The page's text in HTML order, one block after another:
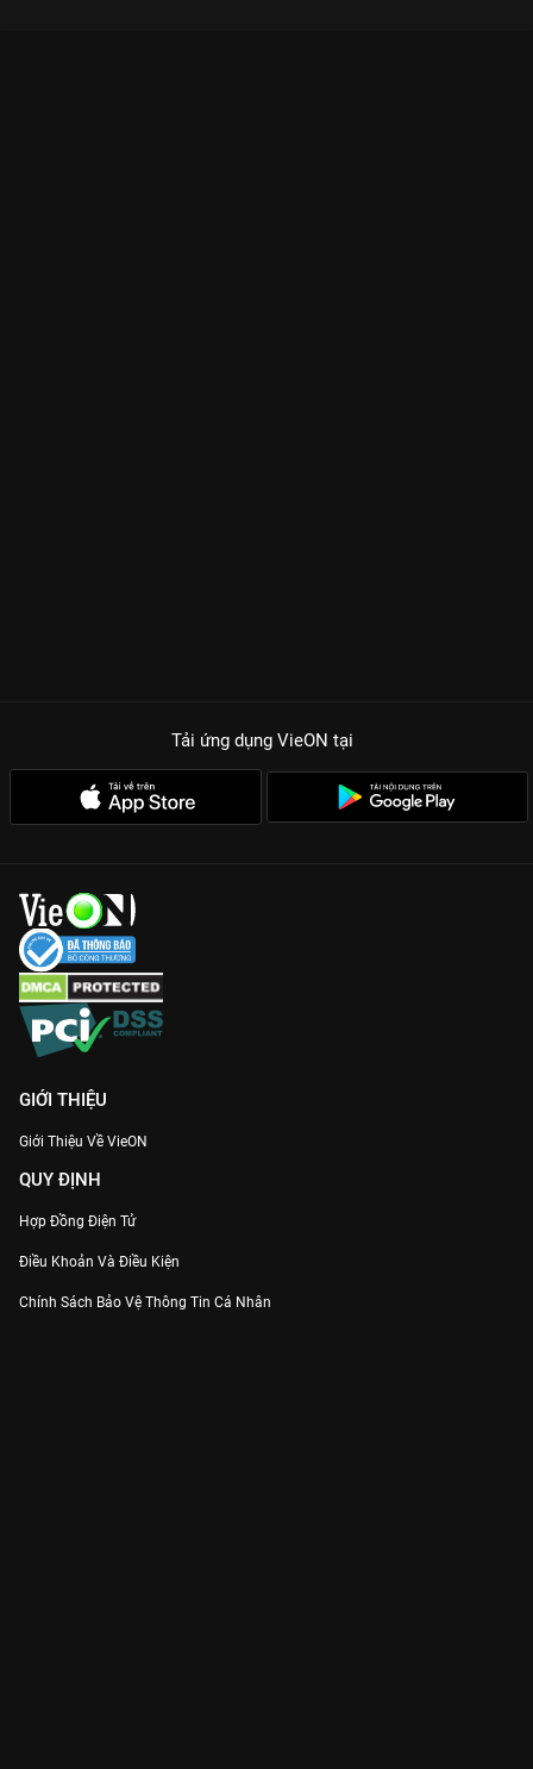
Tải ứng dụng VieON tại
GIỚI THIỆU
Giới Thiệu Về VieON
QUY ĐỊNH
Hợp Đồng Điện Tử
Điều Khoản Và Điều Kiện
Chính Sách Bảo Vệ Thông Tin Cá Nhân